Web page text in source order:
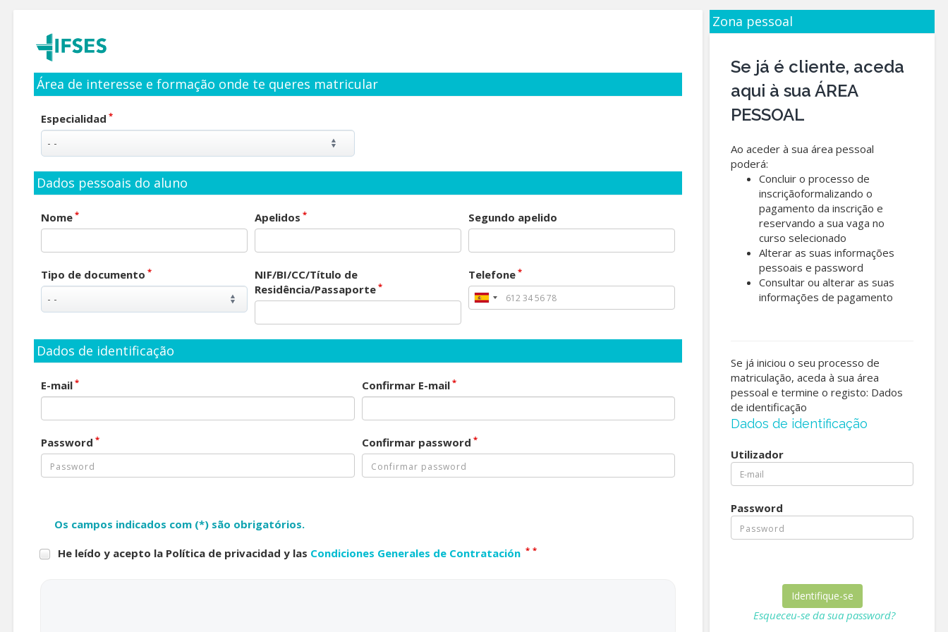
Área de interesse e formação onde te queres matricular
Especialidad *
Dados pessoais do aluno
Nome * Apelidos * Segundo apelido
Tipo de documento *
NIF/BI/CC/Título de
Residência/Passaporte *
Telefone *
Dados de identificação
E-mail * Confirmar E-mail*
Password * Confirmar password *
Os campos indicados com (*) são obrigatórios.
He leído y acepto la Política de privacidad y las Condiciones Generales de Contratación * *
Zona pessoal
Se já é cliente, aceda
aqui à sua ÁREA
PESSOAL
Ao aceder à sua área pessoal
poderá:
Concluir o processo de
inscriçãoformalizando o
pagamento da inscrição e
reservando a sua vaga no
curso selecionado
Alterar as suas informações
pessoais e password
Consultar ou alterar as suas
informações de pagamento
Se já iniciou o seu processo de
matriculação, aceda à sua área
pessoal e termine o registo: Dados
de identificação
Dados de identificação
Utilizador
Password
Esqueceu-se da sua password?